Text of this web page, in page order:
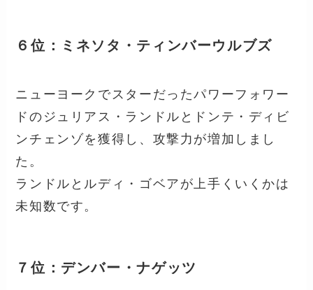
６位：ミネソタ・ティンバーウルブズ
ニューヨークでスターだったパワーフォワー
ドのジュリアス・ランドルとドンテ・ディビ
ンチェンゾを獲得し、攻撃力が増加しまし
た。
ランドルとルディ・ゴベアが上手くいくかは
未知数です。
７位：デンバー・ナゲッツ